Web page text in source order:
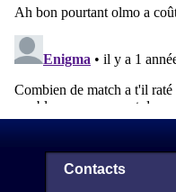
Contacts